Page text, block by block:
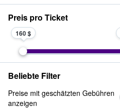
Preis pro Ticket
160 $
Beliebte Filter
Preise mit geschätzten Gebühren
anzeigen